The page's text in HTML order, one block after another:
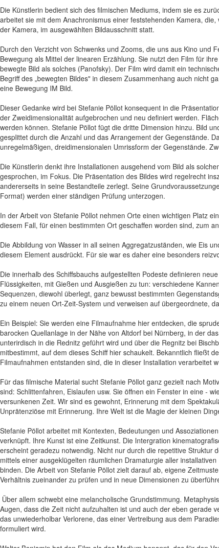
Die Künstlerin bedient sich des filmischen Mediums, indem sie es
arbeitet sie mit dem Anachronismus einer feststehenden Kamera,
der Kamera, im ausgewählten Bildausschnitt statt.
Durch den Verzicht von Schwenks und Zooms, die uns aus Kino und
Bewegung als Mittel der linearen Erzählung. Sie nutzt den Film für
bewegte Bild als solches (Panofsky). Der Film wird damit ein
Begriff des „bewegten Bildes" in diesem Zusammenhang auch nicht
eine Bewegung IM Bild.
Dieser Gedanke wird bei Stefanie Pöllot konsequent in die
der Zweidimensionalität aufgebrochen und neu definiert werden.
werden können. Stefanie Pöllot fügt die dritte Dimension hinzu. Bild
gesplittet durch die Anzahl und das Arrangement der Gegenstände.
unregelmäßigen, dreidimensionalen Umrissform der Gegenstände.
Die Künstlerin denkt ihre Installationen ausgehend vom Bild als
gesprochen, im Fokus. Die Präsentation des Bildes wird regelrecht
andererseits in seine Bestandteile zerlegt. Seine
Format) werden einer ständigen Prüfung unterzogen.
In der Arbeit von Stefanie Pöllot nehmen Orte einen wichtigen Platz
diesem Fall, für einen bestimmten Ort geschaffen worden sind, zum
Die Abbildung von Wasser in all seinen Aggregatzuständen, wie Eis
diesem Element ausdrückt. Für sie war es daher eine besonders
Die innerhalb des Schiffsbauchs aufgestellten Podeste definieren
Flüssigkeiten, mit Gießen und Ausgießen zu tun: verschiedene
Sequenzen, diewohl überlegt, ganz bewusst bestimmten
zu einem neuen Ort-Zeit-System und verweisen auf übergeordnete,
Ein Beispiel: Sie werden eine Filmaufnahme hier entdecken, die
barocken Quellanlage in der Nähe von Altdorf bei Nürnberg, in der
unterirdisch in die Rednitz geführt wird und über die Regnitz bei
mitbestimmt, auf dem dieses Schiff hier schaukelt. Bekanntlich fließt
Filmaufnahmen entstanden sind, die in dieser Installation verarbeitet
Für das filmische Material sucht Stefanie Pöllot ganz gezielt nach
sind: Schlittenfahren, Eislaufen usw. Sie öffnen ein Fenster in eine -
versunkenen Zeit. Wir sind es gewohnt, Erinnerung mit dem
Unprätenziöse mit Erinnerung. Ihre Welt ist die Magie der kleinen
Stefanie Pöllot arbeitet mit Kontexten, Bedeutungen und
verknüpft. Ihre Kunst ist eine Zeitkunst. Die Intergration
erscheint geradezu notwendig. Nicht nur durch die repetitive
mittels einer ausgeklügelten räumlichen Dramaturgie aller
binden. Die Arbeit von Stefanie Pöllot zielt darauf ab, eigene
Verhältnis zueinander zu prüfen und in neue Dimensionen zu
Über allem schwebt eine melancholische Grundstimmung.
Augen, dass die Zeit nicht aufzuhalten ist und auch der eben gerade
das unwiederholbar Verlorene, das einer Vertreibung aus dem
formuliert wird.